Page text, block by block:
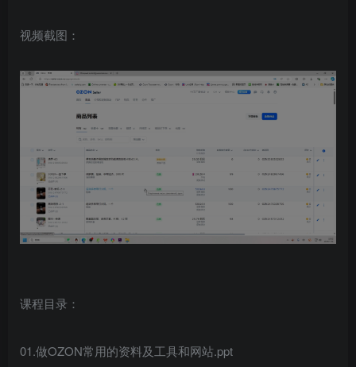
视频截图：
课程目录：
01.做OZON常用的资料及工具和网站.ppt